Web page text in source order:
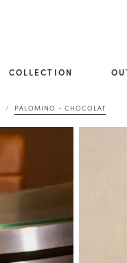
COLLECTION
PALOMINO - CHOCOLAT